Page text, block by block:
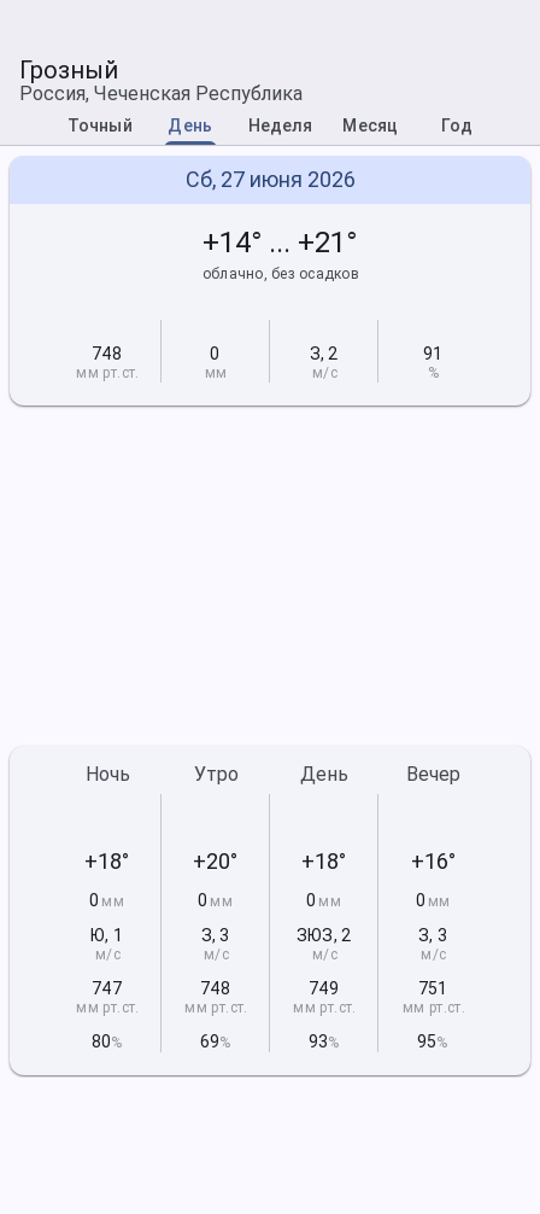
Грозный
Россия, Чеченская Республика
Точный День Неделя Месяц Год
Сб, 27 июня 2026
+14° ... +21°
облачно, без осадков
748
мм рт.ст.
0
мм
З, 2
м/с
91
%
Ночь
+18°
0 мм
Ю, 1
м/с
747
мм рт.ст.
80%
Утро
+20°
0 мм
З,3
м/с
748
мм рт.ст.
69%
День
+18°
0 мм
ЗЮЗ, 2
м/с
749
мм рт.ст.
93%
Вечер
+16°
0 мм
З, 3
м/с
751
мм рт.ст.
95%